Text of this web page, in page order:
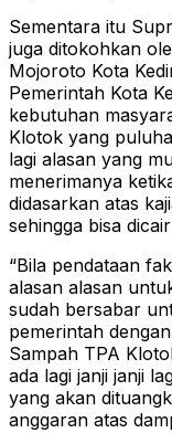
Sementara itu
juga ditokohkan
Mojoroto Kota
Pemerintah Kota
kebutuhan
Klotok yang
lagi alasan yang
menerimanya
didasarkan atas
sehingga bisa
“Bila pendataan
alasan alasan
sudah bersabar
pemerintah
Sampah TPA
ada lagi janji janji
yang akan
anggaran atas